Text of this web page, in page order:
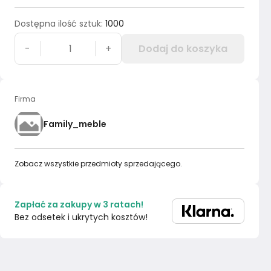
Dostępna ilość sztuk: 1000
- + Dodaj do koszyka
Firma
Family_meble
Zobacz wszystkie przedmioty sprzedającego.
Zapłać za zakupy w 3 ratach!
Bez odsetek i ukrytych kosztów!